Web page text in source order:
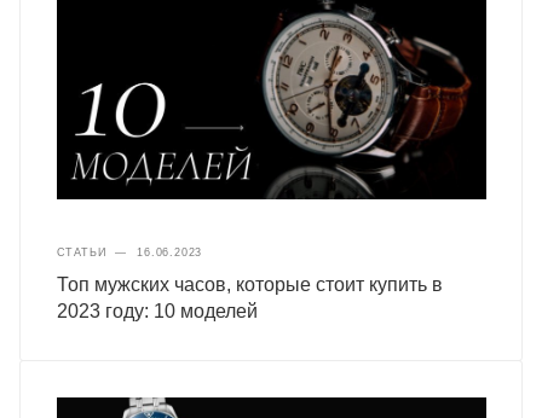
СТАТЬИ — 16.06.2023
Топ мужских часов, которые стоит купить в
2023 году: 10 моделей